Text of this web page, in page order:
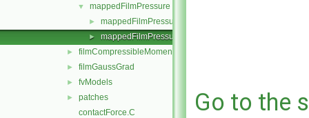
▼ mappedFilmPressure
► mappedFilmPressureFvPatchScalarField.C
► mappedFilmPressureFvPatchScalarField.H
► filmCompressibleMomentumTransportModels
► filmGaussGrad
► fvModels
►
patches
contactForce.C
Go to the